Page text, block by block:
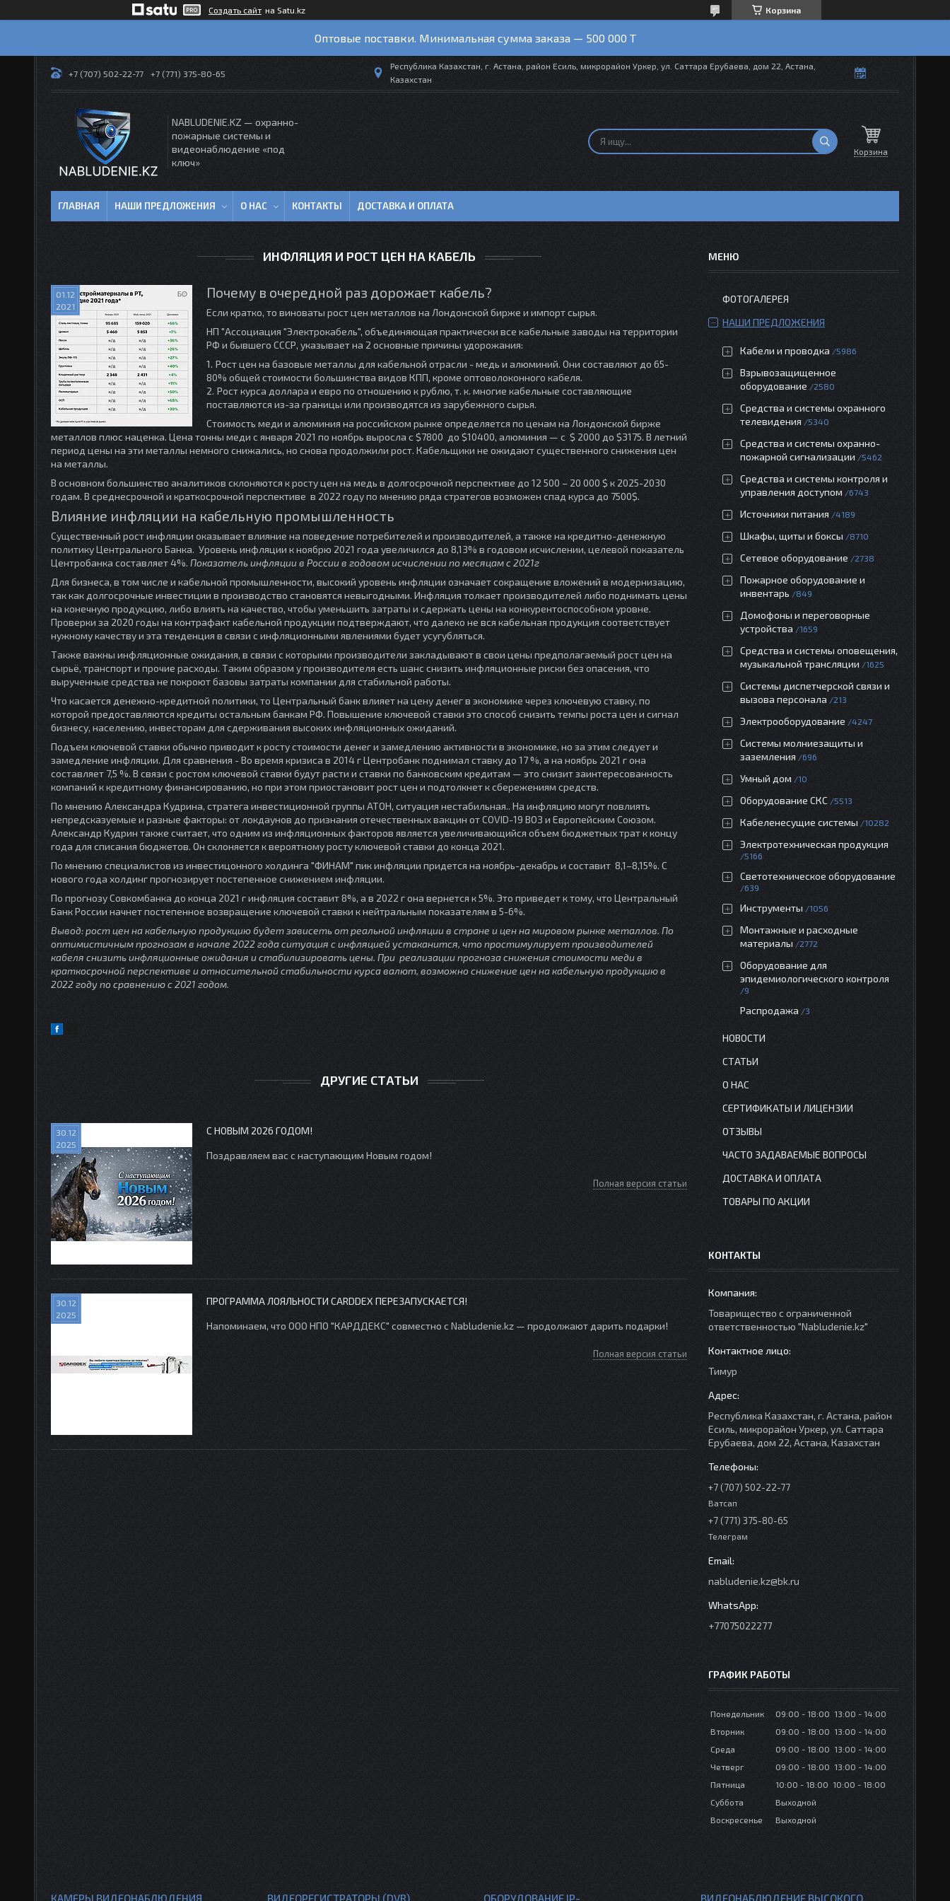
Создать сайт на Satu.kz Корзина
Оптовые поставки. Минимальная сумма заказа — 500 000 T
+7 (707) 502-22-77 +7 (771) 375-80-65
Республика Казахстан, г. Астана, район Есиль, микрорайон Уркер, ул. Саттара Ерубаева, дом 22, Астана,
Казахстан
NABLUDENIE.KZ — охранно-
пожарные системы и
видеонаблюдение «под
ключ»
Корзина
ГЛАВНАЯ НАШИ ПРЕДЛОЖЕНИЯ О НАС КОНТАКТЫ ДОСТАВКА И ОПЛАТА
ИНФЛЯЦИЯ И РОСТ ЦЕН НА КАБЕЛЬ
01.12
2021
Почему в очередной раз дорожает кабель?
Если кратко, то виноваты рост цен металлов на Лондонской бирже и импорт сырья.
НП "Ассоциация "Электрокабель", объединяющая практически все кабельные заводы на территории
РФ и бывшего СССР, указывает на 2 основные причины удорожания:
Рост цен на базовые металлы для кабельной отрасли - медь и алюминий. Они составляют до 65-
80% общей стоимости большинства видов КПП, кроме оптоволоконного кабеля.
Рост курса доллара и евро по отношению к рублю, т. к. многие кабельные составляющие
поставляются из-за границы или производятся из зарубежного сырья.
Стоимость меди и алюминия на российском рынке определяется по ценам на Лондонской бирже
металлов плюс наценка. Цена тонны меди с января 2021 по ноябрь выросла с $7800 до $10400, алюминия — c $ 2000 до $3175. В летний
период цены на эти металлы немного снижались, но снова продолжили рост. Кабельщики не ожидают существенного снижения цен
на металлы.
В основном большинство аналитиков склоняются к росту цен на медь в долгосрочной перспективе до 12 500 – 20 000 $ к 2025-2030
годам. В среднесрочной и краткосрочной перспективе в 2022 году по мнению ряда стратегов возможен спад курса до 7500$.
Влияние инфляции на кабельную промышленность
Существенный рост инфляции оказывает влияние на поведение потребителей и производителей, а также на кредитно-денежную
политику Центрального Банка. Уровень инфляции к ноябрю 2021 года увеличился до 8,13% в годовом исчислении, целевой показатель
Центробанка составляет 4%. Показатель инфляции в России в годовом исчислении по месяцам с 2021г
Для бизнеса, в том числе и кабельной промышленности, высокий уровень инфляции означает сокращение вложений в модернизацию,
так как долгосрочные инвестиции в производство становятся невыгодными. Инфляция толкает производителей либо поднимать цены
на конечную продукцию, либо влиять на качество, чтобы уменьшить затраты и сдержать цены на конкурентоспособном уровне.
Проверки за 2020 годы на контрафакт кабельной продукции подтверждают, что далеко не вся кабельная продукция соответствует
нужному качеству и эта тенденция в связи с инфляционными явлениями будет усугубляться.
Также важны инфляционные ожидания, в связи с которыми производители закладывают в свои цены предполагаемый рост цен на
сырьё, транспорт и прочие расходы. Таким образом у производителя есть шaнс снизить инфляционные риски без опасения, что
вырученные средства не покроют базовы затраты компании для стабильной работы.
Что касается денежно-кредитной политики, то Центральный банк влияет на цену денег в экономике через ключевую ставку, по
которой предоставляются кредиты остальным банкам РФ. Повышение ключевой ставки это способ снизить темпы роста цен и сигнал
бизнесу, населению, инвесторам для сдерживания высоких инфляционных ожиданий.
Подъем ключевой ставки обычно приводит к росту стоимости денег и замедлению активности в экономике, но за этим следует и
замедление инфляции. Для сравнения - Во время кризиса в 2014 г Центробанк поднимал ставку до 17 %, а на ноябрь 2021 г она
составляет 7,5 %. В связи с ростом ключевой ставки будут расти и ставки по банковским кредитам — это снизит заинтересованность
компаний к кредитному финансированию, но при этом приостановит рост цен и подтолкнет к сбережениям средств.
По мнению Александра Кудрина, стратега инвестиционной группы АТОН, ситуация нестабильная.. На инфляцию могут повлиять
непредсказуемые и разные факторы: от локдаунов до признания отечественных вакцин от COVID-19 ВОЗ и Европейским Союзом.
Александр Кудрин также считает, что одним из инфляционных факторов является увеличивающийся объем бюджетных трат к концу
года для списания бюджетов. Он склоняется к вероятному росту ключевой ставки до конца 2021.
По мнению специалистов из инвестицонного холдинга "ФИНАМ" пик инфляции придется на ноябрь-декабрь и составит 8,1–8,15%. С
нового года холдинг прогнозирует постепенное снижением инфляции.
По прогнозу Совкомбанка до конца 2021 г инфляция составит 8%, а в 2022 г она вернется к 5%. Это приведет к тому, что Центральный
Банк России начнет постепенное возвращение ключевой ставки к нейтральным показателям в 5-6%.
Вывод: рост цен на кабельную продукцию будет зависеть от реальной инфляции в стране и цен на мировом рынке металлов. По
оптимистичным прогнозам в начале 2022 года ситуация с инфляцией устаканится, что простимулирует производителей
кабеля снизить инфляционные ожидания и стабилизировать цены. При реализации прогноза снижения стоимости меди в
краткосрочной перспективе и относительной стабильности курса валют, возможно снижение цен на кабельную продукцию в
2022 году по сравнению с 2021 годом.
ДРУГИЕ СТАТЬИ
30.12
2025
С НОВЫМ 2026 ГОДОМ!
Поздравляем вас с наступающим Новым годом!
Полная версия статьи
30.12
2025
ПРОГРАММА ЛОЯЛЬНОСТИ CARDDEX ПЕРЕЗАПУСКАЕТСЯ!
Напоминаем, что ООО НПО "КАРДДЕКС" совместно с Nabludenie.kz — продолжают дарить подарки!
Полная версия статьи
ФОТОГАЛЕРЕЯ
НАШИ ПРЕДЛОЖЕНИЯ
Кабели и проводка 5986
Взрывозащищенное
оборудование
2580
Средства и системы охранного
телевидения
5340
Средства и системы охранно-
пожарной сигнализации
5462
Средства и системы контроля и
управления доступом
6743
Источники питания 4189
Шкафы, щиты и боксы 8710
Сетевое оборудование 2738
Пожарное оборудование и
инвентарь
849
Домофоны и переговорные
устройства
1659
Средства и системы оповещения,
музыкальной трансляции
1625
Системы диспетчерской связи и
вызова персонала
213
Электрооборудование 4247
Системы молниезащиты и
заземления
696
Умный дом 10
Оборудование СКС 5513
Кабеленесущие системы 10282
Электротехническая продукция
5166
Светотехническое оборудование
639
Инструменты 1056
Монтажные и расходные
материалы
2772
Оборудование для
эпидемиологического контроля
9
Распродажа 3
НОВОСТИ
СТАТЬИ
О НАС
СЕРТИФИКАТЫ И ЛИЦЕНЗИИ
ОТЗЫВЫ
ЧАСТО ЗАДАВАЕМЫЕ ВОПРОСЫ
ДОСТАВКА И ОПЛАТА
ТОВАРЫ ПО АКЦИИ
КОНТАКТЫ
Товарищество с ограниченной
ответственностью "Nabludenie.kz"
Тимур
Республика Казахстан, г. Астана, район
Есиль, микрорайон Уркер, ул. Саттара
Ерубаева, дом 22, Астана, Казахстан
+7 (707) 502-22-77
Ватсап
+7 (771) 375-80-65
Телеграм
nabludenie.kz@bk.ru
+77075022277
ГРАФИК РАБОТЫ
Понедельник 09:00 18:00 13:00
14:00
Вторник
09:00 18:00 13:00
14:00
Среда
09:00 18:00 13:00
14:00
Четверг
09:00 18:00 13:00
14:00
Пятница
10:00 18:00 10:00
18:00
Суббота
Выходной
Воскресенье
Выходной
КАМЕРЫ ВИДЕОНАБЛЮДЕНИЯ ВИДЕОРЕГИСТРАТОРЫ (DVR) ОБОРУДОВАНИЕ IP- ВИДЕОНАБЛЮДЕНИЕ ВЫСОКОГО